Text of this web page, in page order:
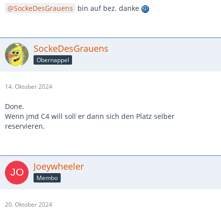
SockeDesGrauens bin auf bez. danke
SockeDesGrauens
Obernappel
14. Oktober 2024
Done.
Wenn jmd C4 will soll er dann sich den Platz selber
reservieren.
Joeywheeler
Membo
20. Oktober 2024